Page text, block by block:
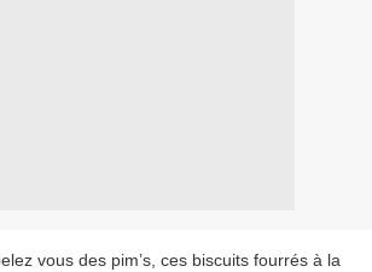
vous des pim’s, ces biscuits fourrés à la